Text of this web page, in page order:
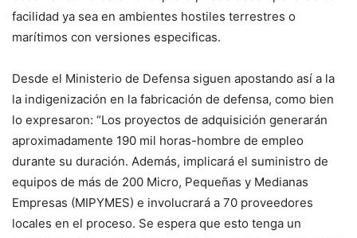
facilidad ya sea en ambientes hostiles terrestres o
marítimos con versiones especificas.
Desde el Ministerio de Defensa siguen apostando así a la
la indigenización en la fabricación de defensa, como bien
lo expresaron: “Los proyectos de adquisición generarán
aproximadamente 190 mil horas-hombre de empleo
durante su duración. Además, implicará el suministro de
equipos de más de 200 Micro, Pequeñas y Medianas
Empresas (MIPYMES) e involucrará a 70 proveedores
locales en el proceso. Se espera que esto tenga un